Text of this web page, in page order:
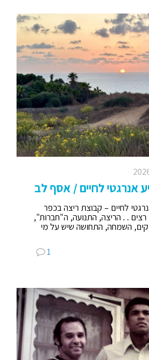
אנרגטי לחיים / אסף לב
לחיים – קבוצת ריצה בכפר
. . הריצה, התנועה, ה"חברות",
השמחה, התחושה שיש על מי
1